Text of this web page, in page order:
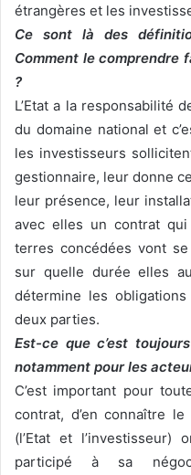
étrangères et les
Ce sont là des
Comment le comprendre
?
L’Etat a la responsabilité
du domaine national et
les investisseurs
gestionnaire, leur donne
leur présence, leur
avec elles un contrat
terres concédées vont
sur quelle durée elles
détermine les
deux parties.
Est-ce que c’est
notamment pour les
C’est important pour
contrat, d’en connaître
(l’Etat et
participé à sa